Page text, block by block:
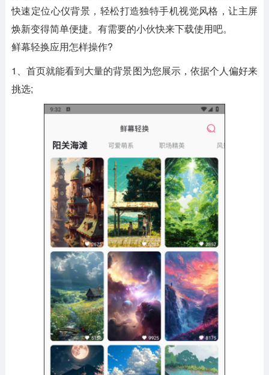
快速定位心仪背景，轻松打造独特手机视觉风格，让主屏
焕新变得简单便捷。有需要的小伙快来下载使用吧。
鲜幕轻换应用怎样操作?
1、首页就能看到大量的背景图为您展示，依据个人偏好来
挑选;